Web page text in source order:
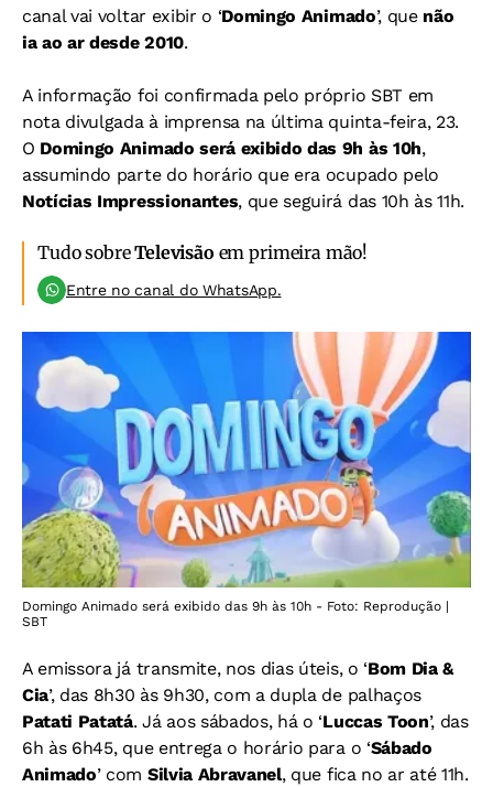
canal vai voltar exibir o ‘Domingo Animado’, que não
ia ao ar desde 2010.
A informação foi confirmada pelo próprio SBT em
nota divulgada à imprensa na última quinta-feira, 23.
O Domingo Animado será exibido das 9h às 10h,
assumindo parte do horário que era ocupado pelo
Notícias Impressionantes, que seguirá das 10h às 11h.
Tudo sobreTelevisão em primeira mão!
Entre no canal do WhatsApp.
Domingo Animado será exibido das 9h às 10h - Foto: Reprodução |
SBT
A emissora já transmite, nos dias úteis, o ‘Bom Dia &
Cia’, das 8h30 às 9h30, com a dupla de palhaços
Patati Patatá. Já aos sábados, há o ‘Luccas Toon’, das
6h às 6h45, que entrega o horário para o ‘Sábado
Animado’ com Silvia Abravanel, que fica no ar até 11h.